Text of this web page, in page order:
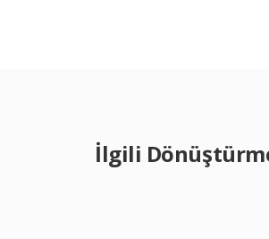
İlgili